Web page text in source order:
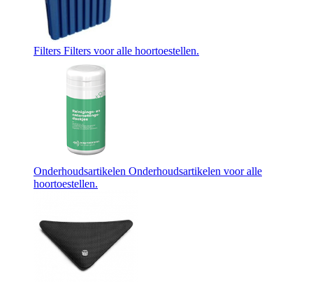
Filters Filters voor alle hoortoestellen.
Onderhoudsartikelen Onderhoudsartikelen voor alle
hoortoestellen.